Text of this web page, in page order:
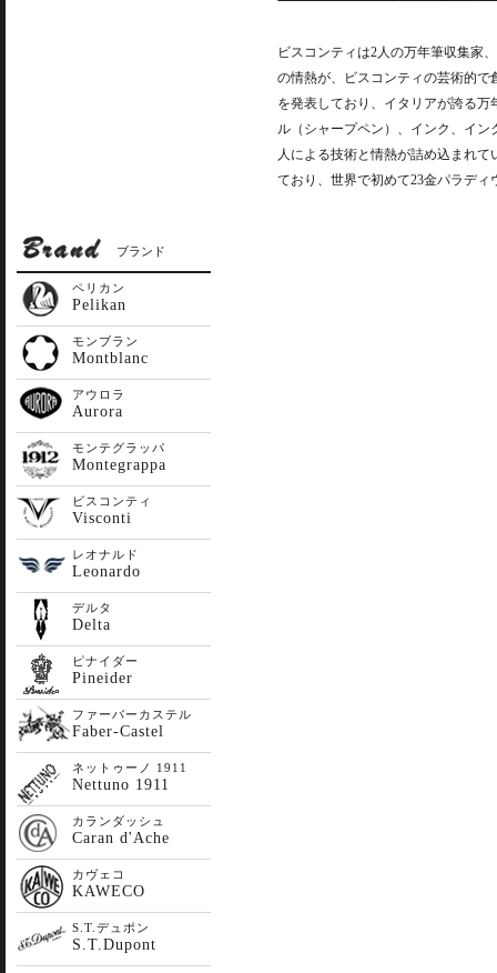
ビスコンティは2人の万年筆収集家
の情熱が、ビスコンティの芸術的
を発表しており、イタリアが誇る
ル（シャープペン）、インク、イ
人による技術と情熱が詰め込まれ
ており、世界で初めて23金パラデ
ブランド
ペリカン
Pelikan
モンブラン
Montblanc
アウロラ
Aurora
モンテグラッパ
Montegrappa
ビスコンティ
Visconti
レオナルド
Leonardo
デルタ
Delta
ピナイダー
Pineider
ファーバーカステル
Faber-Castel
ネットゥーノ 1911
Nettuno 1911
カランダッシュ
Caran d'Ache
カヴェコ
KAWECO
S.T.デュポン
S.T.Dupont